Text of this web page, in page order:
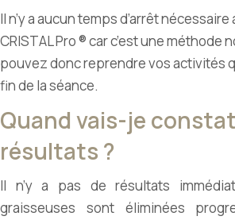
Il n’y a aucun temps d’arrêt
CRISTAL Pro ® car c’est une méthode
pouvez donc reprendre vos activités
fin de la séance.
Quand vais-je
résultats ?
Il n’y a pas de résultats
graisseuses sont éliminées